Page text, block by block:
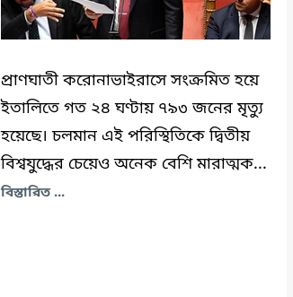
প্রাণঘাতী করোনাভাইরাসে সংক্রমিত হয়ে
ইতালিতে গত ২৪ ঘণ্টায় ৭৯৩ জনের মৃত্যু
হয়েছে। চলমান এই পরিস্থিতিকে দ্বিতীয়
বিশ্বযুদ্ধের চেয়েও অনেক বেশি মারাত্মক...
বিস্তারিত ...